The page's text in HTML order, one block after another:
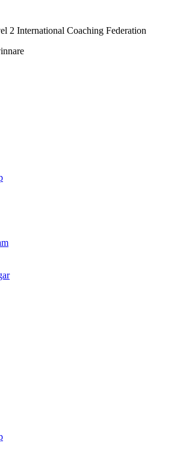
2 International Coaching Federation